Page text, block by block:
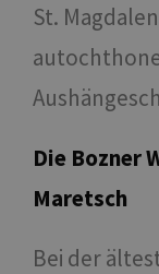
St.
Die Bozner
Maretsch
Bei der